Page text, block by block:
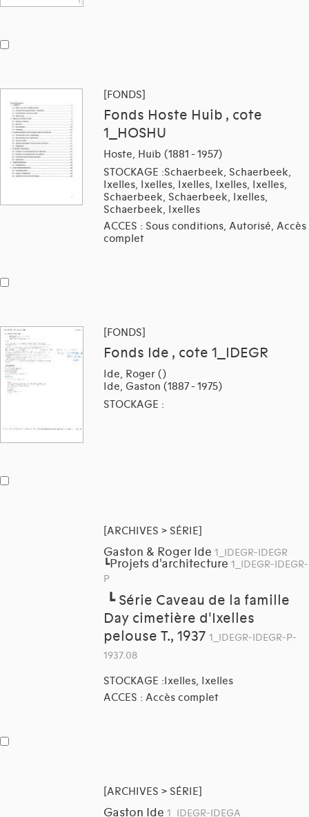
[FONDS]
Fonds Hoste Huib , cote
1_HOSHU
Hoste, Huib (1881 - 1957)
STOCKAGE :Schaerbeek, Schaerbeek,
Ixelles, Ixelles, Ixelles, Ixelles, Ixelles,
Schaerbeek, Schaerbeek, Ixelles,
Schaerbeek, Ixelles
ACCES : Sous conditions, Autorisé, Accès
complet
[FONDS]
Fonds Ide , cote 1_IDEGR
Ide, Roger ()
Ide, Gaston (1887 - 1975)
STOCKAGE :
[ARCHIVES > SÉRIE]
Gaston & Roger Ide 1_IDEGR-IDEGR
┗Projets d'architecture 1_IDEGR-IDEGR-
P
┗ Série Caveau de la famille
Day cimetière d'Ixelles
pelouse T., 1937 1_IDEGR-IDEGR-P-
1937.08
STOCKAGE :Ixelles, Ixelles
ACCES : Accès complet
[ARCHIVES > SÉRIE]
Gaston Ide 1_IDEGR-IDEGA